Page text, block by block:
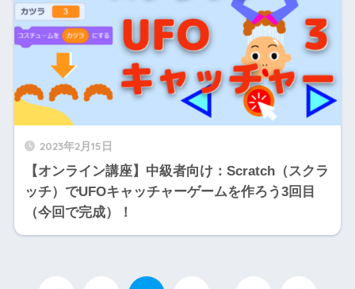
2023年2月15日
【オンライン講座】中級者向け：Scratch（スクラ
ッチ）でUFOキャッチャーゲームを作ろう3回目
（今回で完成）！